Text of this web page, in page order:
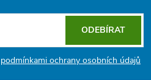
podmínkami ochrany osobních údajů
ODEBÍRAT